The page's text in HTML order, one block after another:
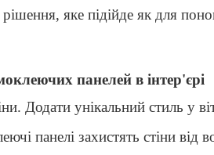
яке підійде як для
панелей в інтер'єрі
Додати унікальний стиль у
панелі захистять стіни від